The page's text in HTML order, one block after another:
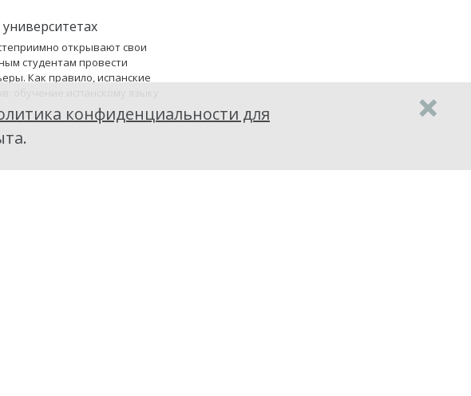
открывают свои
студентам провести
Как правило, испанские
конфиденциальности для